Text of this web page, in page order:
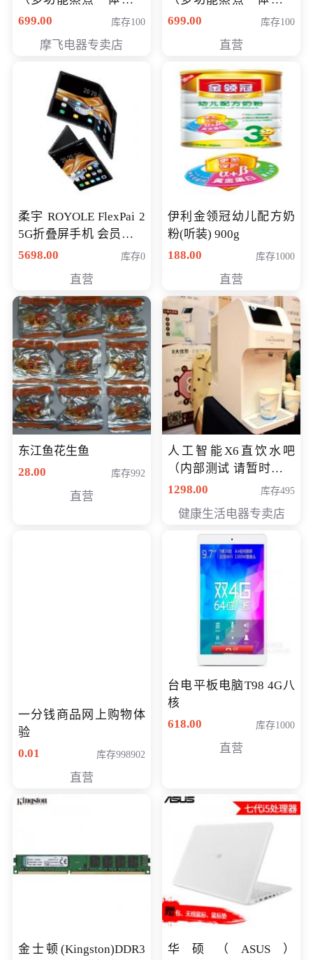
（智能升降养生锅） 会
699.00 库存100
摩飞电器专卖店
（智能升降养生锅） 会
699.00 库存100
直营
柔宇 ROYOLE FlexPai 2
5G折叠屏手机 会员专享
购买价格 4998元
5698.00 库存0
直营
伊利金领冠幼儿配方奶
粉(听装) 900g
188.00
库存1000
直营
东江鱼花生鱼
28.00
库存992
直营
人工智能X6直饮水吧
（内部测试 请暂时不要
购买）
1298.00 库存495
健康生活电器专卖店
一分钱商品网上购物体
验
0.01
库存998902
直营
台电平板电脑T98 4G八
核
618.00
库存1000
直营
金士顿(Kingston)DDR3
华硕（ASUS）